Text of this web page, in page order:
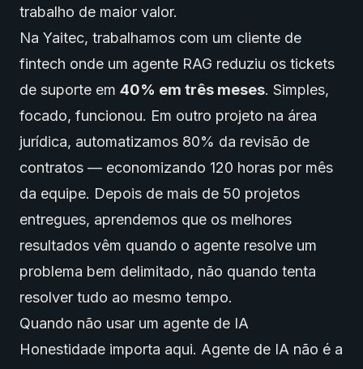
trabalho de maior valor.
Na Yaitec, trabalhamos com um cliente de
fintech onde um agente RAG reduziu os tickets
de suporte em 40% em três meses. Simples,
focado, funcionou. Em outro projeto na área
jurídica, automatizamos 80% da revisão de
contratos — economizando 120 horas por mês
da equipe. Depois de mais de 50 projetos
entregues, aprendemos que os melhores
resultados vêm quando o agente resolve um
problema bem delimitado, não quando tenta
resolver tudo ao mesmo tempo.
Quando não usar um agente de IA
Honestidade importa aqui. Agente de IA não é a